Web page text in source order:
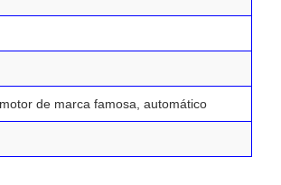
de marca famosa, automático